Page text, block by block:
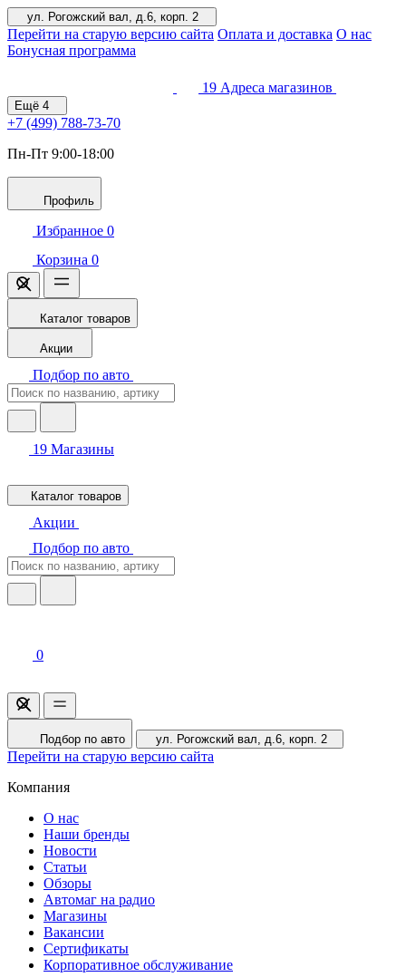
ул. Рогожский вал, д.6, корп. 2
Перейти на старую версию сайта Оплата и доставка О нас
Бонусная программа
19 Адреса магазинов
Ещё 4
+7 (499) 788-73-70
Пн-Пт 9:00-18:00
Профиль
Избранное 0
Корзина 0
Каталог товаров
Акции
Подбор по авто
19 Магазины
Каталог товаров
Акции
Подбор по авто
0
Подбор по авто ул. Рогожский вал, д.6, корп. 2
Перейти на старую версию сайта
Компания
О нас
Наши бренды
Новости
Статьи
Обзоры
Автомаг на радио
Магазины
Вакансии
Сертификаты
Корпоративное обслуживание